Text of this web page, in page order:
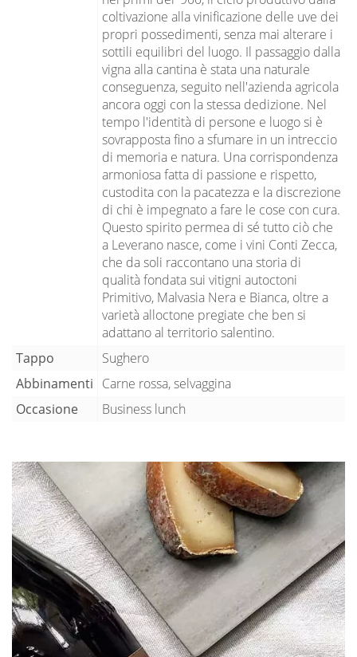
coltivazione alla vinificazione delle uve dei
propri possedimenti, senza mai alterare i
sottili equilibri del luogo. Il passaggio dalla
vigna alla cantina è stata una naturale
conseguenza, seguito nell'azienda agricola
ancora oggi con la stessa dedizione. Nel
tempo l'identità di persone e luogo si è
sovrapposta fino a sfumare in un intreccio
di memoria e natura. Una corrispondenza
armoniosa fatta di passione e rispetto,
custodita con la pacatezza e la discrezione
di chi è impegnato a fare le cose con cura.
Questo spirito permea di sé tutto ciò che
a Leverano nasce, come i vini Conti Zecca,
che da soli raccontano una storia di
qualità fondata sui vitigni autoctoni
Primitivo, Malvasia Nera e Bianca, oltre a
varietà alloctone pregiate che ben si
adattano al territorio salentino.
Tappo
Sughero
Abbinamenti Carne rossa, selvaggina
Occasione
Business lunch